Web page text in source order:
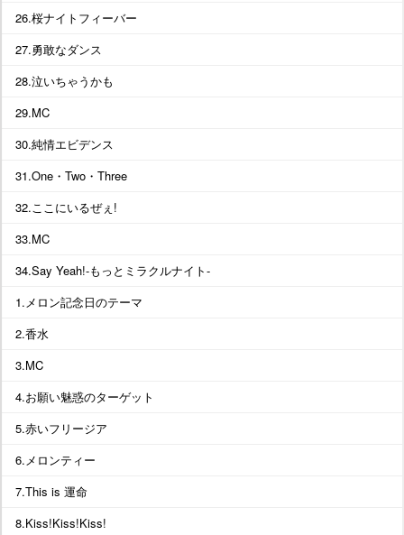
26.桜ナイトフィーバー
27.勇敢なダンス
28.泣いちゃうかも
29.MC
30.純情エビデンス
31.One・Two・Three
32.ここにいるぜぇ!
33.MC
34.Say Yeah!-もっとミラクルナイト-
1.メロン記念日のテーマ
2.香水
3.MC
4.お願い魅惑のターゲット
5.赤いフリージア
6.メロンティー
7.This is 運命
8.Kiss!Kiss!Kiss!